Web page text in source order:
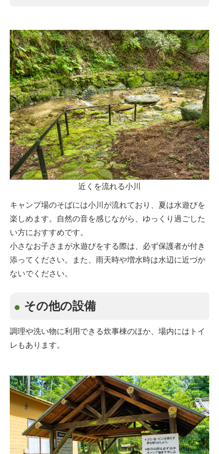
近くを流れる小川
キャンプ場のそばには小川が流れており、夏は水遊びを
楽しめます。自然の音を感じながら、ゆっくり過ごした
い方におすすめです。
小さなお子さまが水遊びをする際は、必ず保護者が付き
添ってください。また、雨天時や増水時は水辺に近づか
ないでください。
その他の設備
調理や洗い物に利用できる炊事棟のほか、場内にはトイ
レもあります。